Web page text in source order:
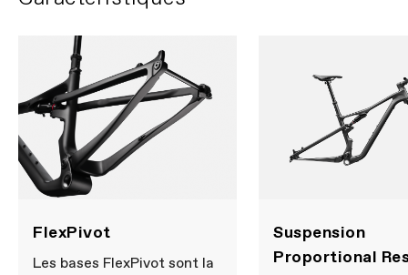
FlexPivot
Les bases FlexPivot sont la
Suspension
Proportional